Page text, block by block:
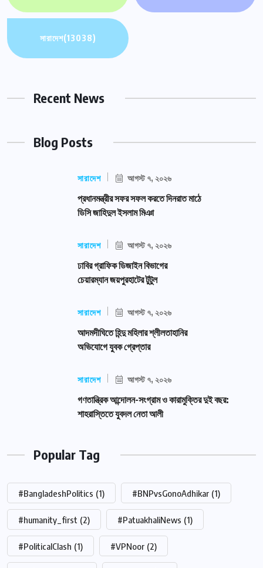
সারাদেশ(13038)
Recent News
Blog Posts
সারাদেশ আগস্ট ৭, ২০২৬
প্রধানমন্ত্রীর সফর সফল করতে দিনরাত মাঠে
ডিসি জাহিদুল ইসলাম মিঞা
সারাদেশ আগস্ট ৭, ২০২৬
ঢাবির গ্রাফিক ডিজাইন বিভাগের
চেয়ারম্যান জয়পুরহাটের টুটুল
সারাদেশ আগস্ট ৭, ২০২৬
আদমদীঘিতে হিন্দু মহিলার শ্লীলতাহানির
অভিযোগে যুবক গ্রেপ্তার
সারাদেশ আগস্ট ৭, ২০২৬
গণতান্ত্রিক আন্দোলন-সংগ্রাম ও কারামুক্তির দুই বছর:
শাহরাস্তিতে যুবদল নেতা আলী
Popular Tag
#BangladeshPolitics (1) #BNPvsGonoAdhikar (1)
#humanity_first (2) #PatuakhaliNews (1)
#PoliticalClash (1) #VPNoor (2)